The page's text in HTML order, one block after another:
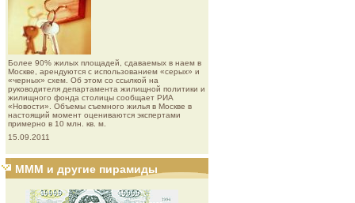
Более 90% жилых площадей, сдаваемых в наем в
Москве, арендуются с использованием «серых» и
«черных» схем. Об этом со ссылкой на
руководителя департамента жилищной политики и
жилищного фонда столицы сообщает РИА
«Новости». Объемы съемного жилья в Москве в
настоящий момент оцениваются экспертами
примерно в 10 млн. кв. м.
15.09.2011
МММ и другие пирамиды